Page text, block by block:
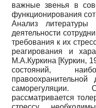
важные звенья в
функционирования
Анализ литературы
деятельности
требования к их
реагирования и
М.А.Куркина [Куркин,
состояний,
рассматривается